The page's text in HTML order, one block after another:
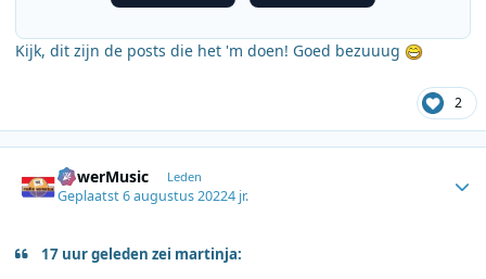
Kijk, dit zijn de posts die het 'm doen! Goed bezuuug
2
PowerMusic Leden
Geplaatst6 augustus 20224 jr.
17 uur geleden zei martinja: